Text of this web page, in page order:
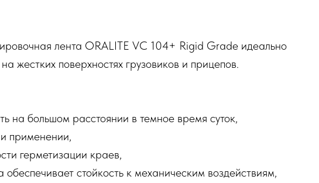
лента ORALITE VC 104+ Rigid Grade идеально
жестких поверхностях грузовиков и прицепов.
на большом расстоянии в темное время суток,
применении,
герметизации краев,
стойкость к механическим воздействиям,